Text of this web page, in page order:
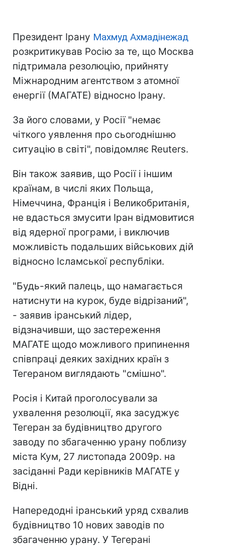
Президент Ірану Махмуд Ахмадінежад
розкритикував Росію за те, що Москва
підтримала резолюцію, прийняту
Міжнародним агентством з атомної
енергії (МАГАТЕ) відносно Ірану.
За його словами, у Росії "немає
чіткого уявлення про сьогоднішню
ситуацію в світі", повідомляє Reuters.
Він також заявив, що Росії і іншим
країнам, в числі яких Польща,
Німеччина, Франція і Великобританія,
не вдасться змусити Іран відмовитися
від ядерної програми, і виключив
можливість подальших військових дій
відносно Ісламської республіки.
"Будь-який палець, що намагається
натиснути на курок, буде відрізаний",
- заявив іранський лідер,
відзначивши, що застереження
МАГАТЕ щодо можливого припинення
співпраці деяких західних країн з
Тегераном виглядають "смішно".
Росія і Китай проголосували за
ухвалення резолюції, яка засуджує
Тегеран за будівництво другого
заводу по збагаченню урану поблизу
міста Кум, 27 листопада 2009р. на
засіданні Ради керівників МАГАТЕ у
Відні.
Напередодні іранський уряд схвалив
будівництво 10 нових заводів по
збагаченню урану. У Тегерані